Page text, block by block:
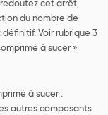
cet arrêt,
du nombre de
Voir rubrique 3
à sucer »
à sucer :
autres composants